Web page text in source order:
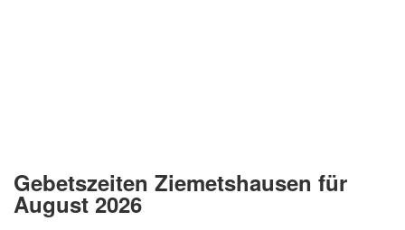
Gebetszeiten Ziemetshausen für
August 2026